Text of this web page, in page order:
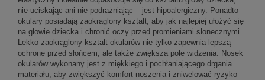
nie uciskając ani nie podrażniając – jest hipoalergiczny. Ponadto
okulary posiadają zaokrąglony kształt, aby jak najlepiej ułożyć się
na głowie dziecka i chronić oczy przed promieniami słonecznymi.
Lekko zaokrąglony kształt okularów nie tylko zapewnia lepszą
ochronę przed słońcem, ale także zwiększa pole widzenia. Nosek
okularów wykonany jest z miękkiego i pochłaniającego drgania
materiału, aby zwiększyć komfort noszenia i zniwelować ryzyko